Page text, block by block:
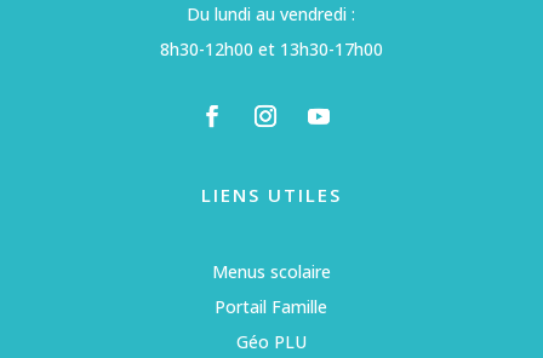
Du lundi au vendredi :
8h30-12h00 et 13h30-17h00
LIENS UTILES
Menus scolaire
Portail Famille
Géo PLU